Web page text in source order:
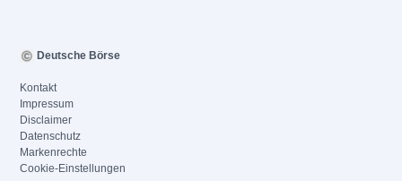
Deutsche Börse
Kontakt
Impressum
Disclaimer
Datenschutz
Markenrechte
Cookie-Einstellungen